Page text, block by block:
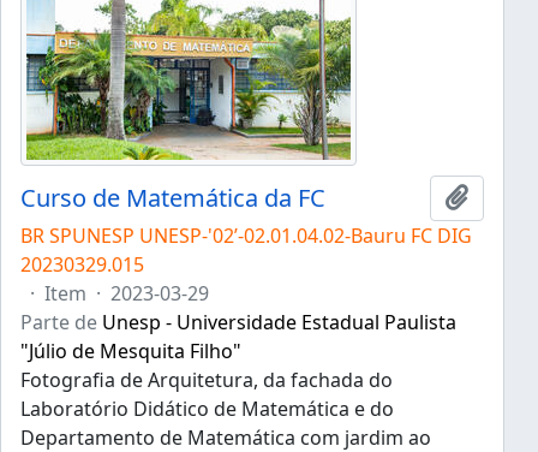
Curso de Matemática da FC
BR SPUNESP UNESP-'02’-02.01.04.02-Bauru FC DIG
20230329.015
· Item · 2023-03-29
Parte de Unesp - Universidade Estadual Paulista
"Júlio de Mesquita Filho"
Fotografia de Arquitetura, da fachada do
Laboratório Didático de Matemática e do
Departamento de Matemática com jardim ao